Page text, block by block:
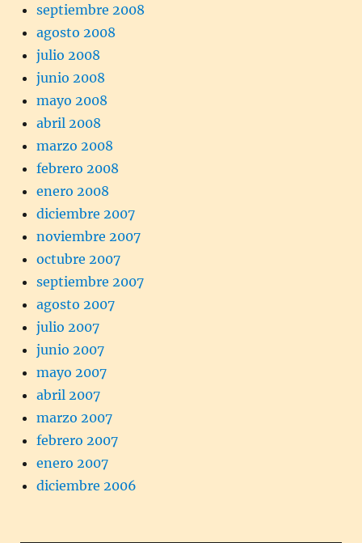
septiembre 2008
agosto 2008
julio 2008
junio 2008
mayo 2008
abril 2008
marzo 2008
febrero 2008
enero 2008
diciembre 2007
noviembre 2007
octubre 2007
septiembre 2007
agosto 2007
julio 2007
junio 2007
mayo 2007
abril 2007
marzo 2007
febrero 2007
enero 2007
diciembre 2006